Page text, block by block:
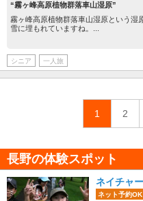
“霧ヶ峰高原植物群落車山湿原”
霧ヶ峰高原植物群落車山湿原という湿
雪に埋もれていますね。...
シニア 一人旅
1 2
長野の体験スポット
ネイチャ
ネット予約OK